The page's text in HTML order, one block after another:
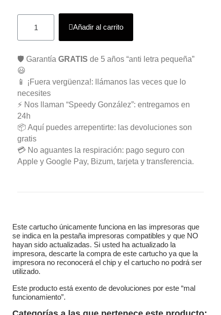
Añadir al carrito
🛡️ Garantía GRATIS de 5 años “anti letra pequeña”
😃
📱 ¡Fuera vergüenza!: llámanos las veces que lo
necesites
⚡ Nos llaman “Speedy González”: entregamos en
24h
📦 Aquí puedes arrepentirte: las devoluciones son
gratis
💳 No aguantes la respiración: pago seguro con
Apple y Google Pay, Bizum, tarjeta y transferencia.
Este cartucho únicamente funciona en las impresoras que
se indica en la pestaña impresoras compatibles y que NO
hayan sido actualizadas. Si usted ha actualizado la
impresora, descarte la compra de este cartucho ya que la
impresora no reconocerá el chip y el cartucho no podrá ser
utilizado.
Este producto está exento de devoluciones por este “mal
funcionamiento”.